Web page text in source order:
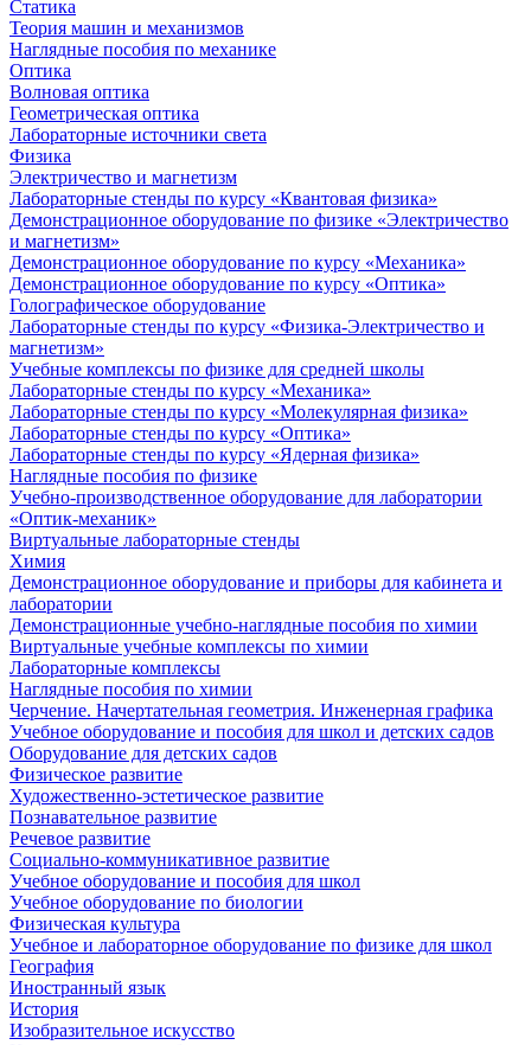
Статика
Теория машин и механизмов
Наглядные пособия по механике
Оптика
Волновая оптика
Геометрическая оптика
Лабораторные источники света
Физика
Электричество и магнетизм
Лабораторные стенды по курсу «Квантовая физика»
Демонстрационное оборудование по физике «Электричество
и магнетизм»
Демонстрационное оборудование по курсу «Механика»
Демонстрационное оборудование по курсу «Оптика»
Голографическое оборудование
Лабораторные стенды по курсу «Физика-Электричество и
магнетизм»
Учебные комплексы по физике для средней школы
Лабораторные стенды по курсу «Механика»
Лабораторные стенды по курсу «Молекулярная физика»
Лабораторные стенды по курсу «Оптика»
Лабораторные стенды по курсу «Ядерная физика»
Наглядные пособия по физике
Учебно-производственное оборудование для лаборатории
«Оптик-механик»
Виртуальные лабораторные стенды
Химия
Демонстрационное оборудование и приборы для кабинета и
лаборатории
Демонстрационные учебно-наглядные пособия по химии
Виртуальные учебные комплексы по химии
Лабораторные комплексы
Наглядные пособия по химии
Черчение. Начертательная геометрия. Инженерная графика
Учебное оборудование и пособия для школ и детских садов
Оборудование для детских садов
Физическое развитие
Художественно-эстетическое развитие
Познавательное развитие
Речевое развитие
Социально-коммуникативное развитие
Учебное оборудование и пособия для школ
Учебное оборудование по биологии
Физическая культура
Учебное и лабораторное оборудование по физике для школ
География
Иностранный язык
История
Изобразительное искусство